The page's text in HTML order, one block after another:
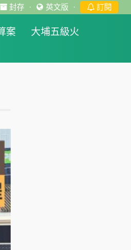
封存 · 英文版 · 訂閱
案
大埔五級火